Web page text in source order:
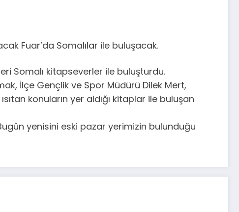
Fuar’da Somalılar ile buluşacak.
Somalı kitapseverler ile buluşturdu.
İlçe Gençlik ve Spor Müdürü Dilek Mert,
konuların yer aldığı kitaplar ile buluşan
Bugün yenisini eski pazar yerimizin bulunduğu